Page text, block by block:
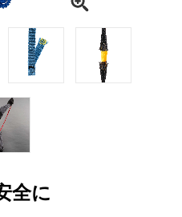
全に